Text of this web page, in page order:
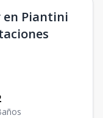
Piantini